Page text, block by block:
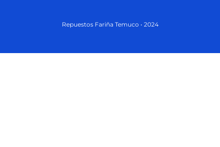
Repuestos Fariña Temuco • 2024